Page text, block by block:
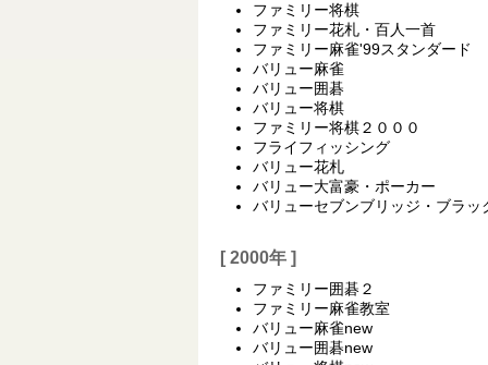
ファミリー将棋
ファミリー花札・百人一首
ファミリー麻雀'99スタンダード
バリュー麻雀
バリュー囲碁
バリュー将棋
ファミリー将棋２０００
フライフィッシング
バリュー花札
バリュー大富豪・ポーカー
バリューセブンブリッジ・ブラッ
[ 2000年 ]
ファミリー囲碁２
ファミリー麻雀教室
バリュー麻雀new
バリュー囲碁new